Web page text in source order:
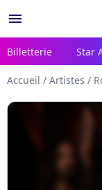
menu
Billetterie Star
Accueil / Artistes /